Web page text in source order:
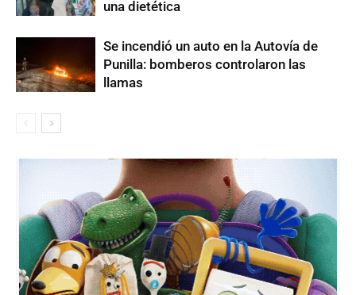
una dietética
Se incendió un auto en la Autovía de
Punilla: bomberos controlaron las
llamas